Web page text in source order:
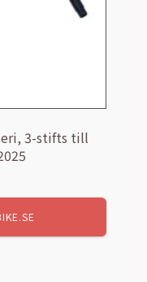
3-stifts till